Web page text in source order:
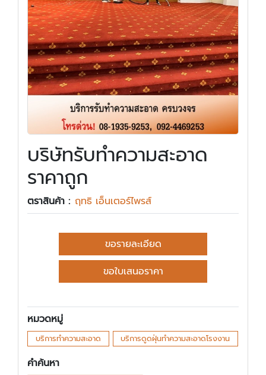
บริษัทรับทำความสะอาด
ราคาถูก
ตราสินค้า : ฤทธิ เอ็นเตอร์ไพรส์
ขอรายละเอียด
ขอใบเสนอราคา
หมวดหมู่
บริการทำความสะอาด บริการดูดฝุ่นทำความสะอาดโรงงาน
คำค้นหา